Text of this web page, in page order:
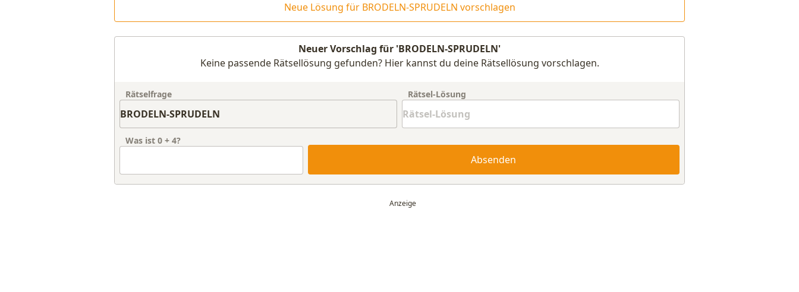
Neue Lösung für BRODELN-SPRUDELN vorschlagen
Neuer Vorschlag für 'BRODELN-SPRUDELN'
Keine passende Rätsellösung gefunden? Hier kannst du deine Rätsellösung vorschlagen.
Rätselfrage Rätsel-Lösung
Was ist 0 + 4?
Absenden